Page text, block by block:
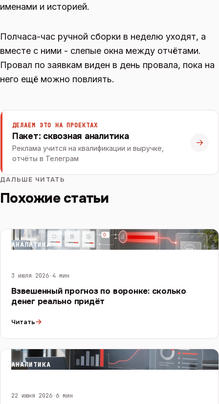
именами и историей.
Полчаса-час ручной сборки в неделю уходят, а
вместе с ними - слепые окна между отчётами.
Провал по заявкам виден в день провала, пока на
него ещё можно повлиять.
ДЕЛАЕМ ЭТО НА ПРОЕКТАХ
Пакет: сквозная аналитика
Реклама учится на квалификации и выручке,
отчёты в Телеграм
→
ДАЛЬШЕ ЧИТАТЬ
Похожие статьи
АНАЛИТИКА
3 июля 2026·4 мин
Взвешенный прогноз по воронке: сколько
денег реально придёт
Читать→
АНАЛИТИКА
22 июня 2026·6 мин